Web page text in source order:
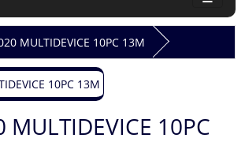
MULTIDEVICE 10PC 13M
MULTIDEVICE 10PC